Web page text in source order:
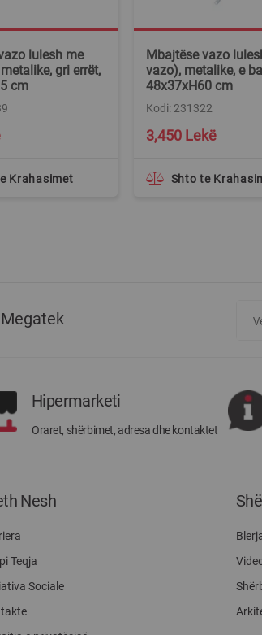
lulesh me
gri errët,
cm
Krahasimet
Mbajtëse vazo
vazo), metalike, e
48x37xH60 cm
3,450 Lekë
Kodi: 231322
Shto te
rreth
Hipermarketi
Oraret, shërbimet, adresa dhe kontaktet
Nesh
Teqja
Sociale